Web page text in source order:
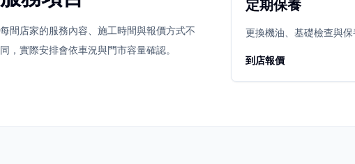
立即預約 開啟地圖 其他店家
每間店家的服務內容、施工時間與報價方式不
同，實際安排會依車況與門市容量確認。
定期保養
更換機油、基礎檢查與保
到店報價